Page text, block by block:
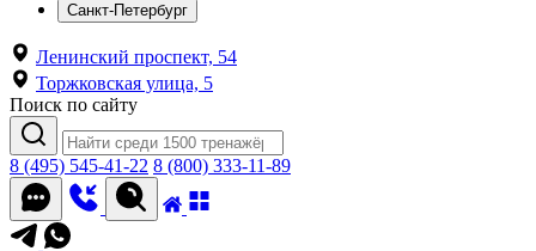
Санкт-Петербург
Ленинский проспект, 54
Торжковская улица, 5
Поиск по сайту
8 (495) 545-41-22 8 (800) 333-11-89